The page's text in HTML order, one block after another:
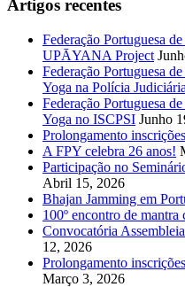
Artigos recentes
Federação Portuguesa
UPĀYANA Project
Federação Portuguesa
Yoga na Polícia Judiciária
Federação Portuguesa
Yoga no ISCPSI Junho
Prolongamento
A FPY celebra 26 anos!
Participação no
Abril 15, 2026
Bhajan Jamming em
100º encontro de
Convocatória
12, 2026
Prolongamento
Março 3, 2026